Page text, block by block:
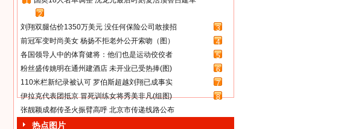
2
刘翔双腿估价1350万美元 没任何保险公司敢接招
3
前冠军变时尚美女 杨扬不拒老外公开索吻（图）
4
各国领导人中的体育健将：他们也是运动佼佼者
5
粉丝盛传姚明在通州建酒店 未开业已受热捧(图)
6
110米栏新纪录被认可 罗伯斯超越刘翔已成事实
7
伊拉克代表团抵京 冒死训练女将秀美非凡(组图)
8
张靓颖成都传圣火振臂高呼 北京市传递线路公布
热点图片